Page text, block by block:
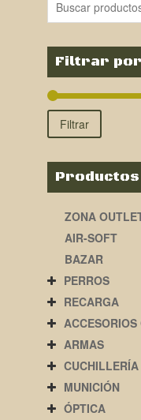
Filtrar
Filtrar
Productos
ZONA
AIR-SOFT
BAZAR
PERROS
RECARGA
ARMAS
CUCHILLERÍA
MUNICIÓN
ÓPTICA